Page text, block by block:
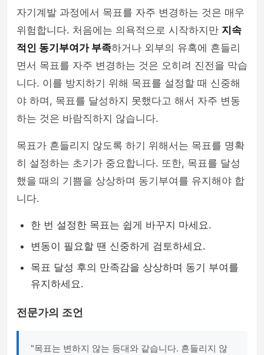
자기계발 과정에서 목표를 자주 변경하는 것은 매우
위험합니다. 처음에는 의욕적으로 시작하지만 지속
적인 동기부여가 부족하거나 외부의 유혹에 흔들리
면서 목표를 자주 변경하는 것은 오히려 진전을 막습
니다. 이를 방지하기 위해 목표를 설정할 때 신중해
야 하며, 목표를 달성하지 못했다고 해서 자주 변동
하는 것은 바람직하지 않습니다.
목표가 흔들리지 않도록 하기 위해서는 목표를 명확
히 설정하는 초기가 중요합니다. 또한, 목표를 달성
했을 때의 기쁨을 상상하며 동기부여를 유지해야 합
니다.
한 번 설정한 목표는 쉽게 바꾸지 마세요.
변동이 필요할 땐 신중하게 검토하세요.
목표 달성 후의 만족감을 상상하며 동기 부여를
유지하세요.
전문가의 조언
"목표는 변하지 않는 등대와 같습니다. 흔들리지 않